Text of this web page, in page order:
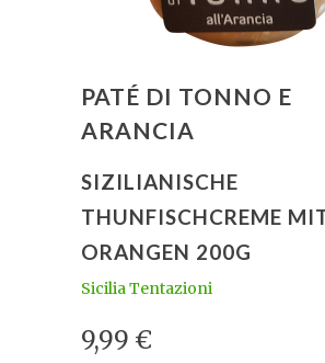
PATÉ DI TONNO E
ARANCIA
SIZILIANISCHE
THUNFISCHCREME
ORANGEN 200G
Sicilia Tentazioni
9,99 €